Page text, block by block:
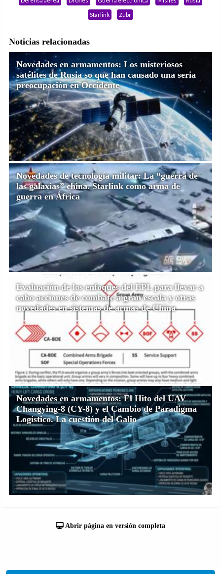
Starlink
Zubr
Noticias relacionadas
Novedades en armamentos: Los misteriosos
satélites de Rusia so que han causado una seria
preocupación en Occidente
Novedades de tecnología militar: La “guerra de
las galaxias” china. Starlink como arma de
guerra en África
Evaluación de los enfoques del EPL para llevar a
cabo acciones de combate a gran escala y otras
novedades en sistemas de armas de China
Novedades en armamentos: El Hito del UAV
Changying-8 (CY-8) y el Cambio de Paradigma
Logístico. La cuestión del Galio
Abrir página en versión completa